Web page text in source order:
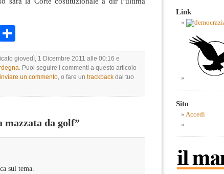
WhatsApp
giovedì, 1 Dicembre 2011 alle 00:16 e
. Puoi seguire i commenti a questo articolo
inviare un commento, o fare un trackback dal tuo
mazzata da golf”
sul tema.
Link
Sito
Accedi